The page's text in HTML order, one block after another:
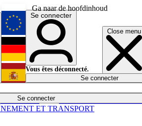
Ga naar de hoofdinhoud
Close menu
Se connecter
Économie
English
Deutsch
Español
Se connecter
Vous êtes déconnecté.
Se connecter
ET TRANSPORT